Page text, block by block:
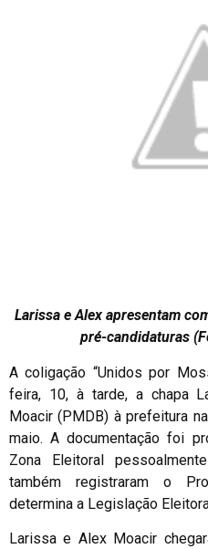
Larissa e Alex apresentam
pré-candidaturas
A coligação “Unidos por
feira, 10, à tarde, a chapa
Moacir (PMDB) à prefeitura
maio. A documentação foi
Zona Eleitoral
também registraram o
determina a Legislação
Larissa e Alex Moacir